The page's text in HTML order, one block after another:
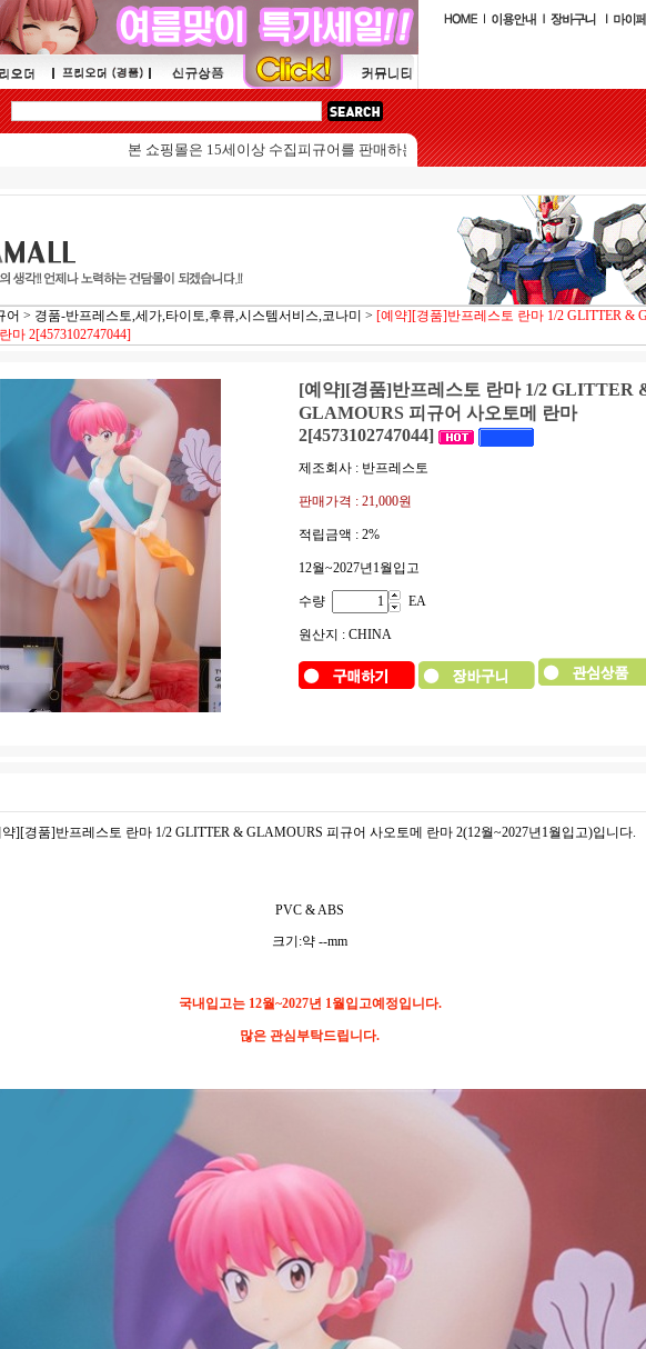
본 쇼핑몰은 15세이상 수집피규어를 판매하는 쇼핑몰입니다.
어 > 경품-반프레스토,세가,타이토,후류,시스템서비스,코나미 > [예약][경품]반프레스토 란마 1/2 GLITTER &
마 2[4573102747044]
[예약][경품]반프레스토 란마 1/2 GLITTER
GLAMOURS 피규어 사오토메 란마
2[4573102747044]
제조회사 : 반프레스토
판매가격 : 21,000원
적립금액 : 2%
12월~2027년1월입고
수량 EA
원산지 : CHINA
][경품]반프레스토 란마 1/2 GLITTER & GLAMOURS 피규어 사오토메 란마 2(12월~2027년1월입고)입니다.
PVC & ABS
크기:약 --mm
국내입고는 12월~2027년 1월입고예정입니다.
많은 관심부탁드립니다.